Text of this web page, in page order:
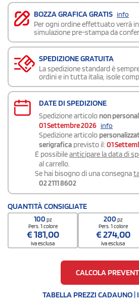
BOZZA GRAFICA GRATIS info
Per ogni ordine effettuato verrà
simulazione pre-stampa da
SPEDIZIONE GRATUITA
La spedizione standard è
ordini e in tutta italia, isole
DATE DI SPEDIZIONE
Spedizione articolo non
01 Settembre 2026 info
Spedizione articolo
serigrafica previsto il: 01
É possibileanticipare la data di
al carrello.
Se hai bisogno di una consegna
02 2111 8602
QUANTITÀ CONSIGLIATE
100 pz
Pers. 1 colore
€181,00
iva esclusa
200 pz
Pers. 1 colore
€274,00
iva esclusa
CALCOLA
TABELLA PREZZI CADAUNO